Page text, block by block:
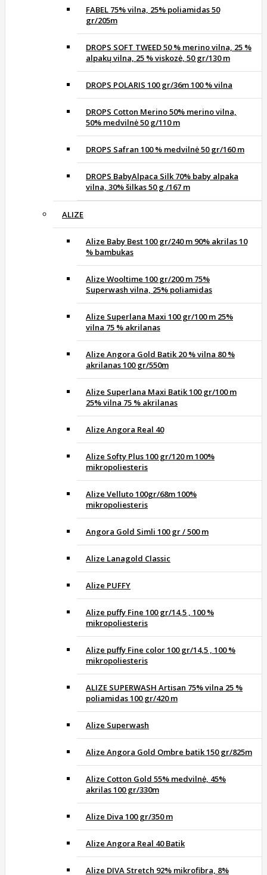
FABEL 75% vilna, 25% poliamidas 50
gr/205m
DROPS SOFT TWEED 50 % merino vilna, 25 %
alpakų vilna, 25 % viskozė, 50 gr/130 m
DROPS POLARIS 100 gr/36m 100 % vilna
DROPS Cotton Merino 50% merino vilna,
50% medvilnė 50 g/110 m
DROPS Safran 100 % medvilnė 50 gr/160 m
DROPS BabyAlpaca Silk 70% baby alpaka
vilna, 30% šilkas 50 g /167 m
ALIZE
Alize Baby Best 100 gr/240 m 90% akrilas 10
% bambukas
Alize Wooltime 100 gr/200 m 75%
Superwash vilna, 25% poliamidas
Alize Superlana Maxi 100 gr/100 m 25%
vilna 75 % akrilanas
Alize Angora Gold Batik 20 % vilna 80 %
akrilanas 100 gr/550m
Alize Superlana Maxi Batik 100 gr/100 m
25% vilna 75 % akrilanas
Alize Angora Real 40
Alize Softy Plus 100 gr/120 m 100%
mikropoliesteris
Alize Velluto 100gr/68m 100%
mikropoliesteris
Angora Gold Simli 100 gr / 500 m
Alize Lanagold Classic
Alize PUFFY
Alize puffy Fine 100 gr/14,5 , 100 %
mikropoliesteris
Alize puffy Fine color 100 gr/14,5 , 100 %
mikropoliesteris
ALIZE SUPERWASH Artisan 75% vilna 25 %
poliamidas 100 gr/420 m
Alize Superwash
Alize Angora Gold Ombre batik 150 gr/825m
Alize Cotton Gold 55% medvilnė, 45%
akrilas 100 gr/330m
Alize Diva 100 gr/350 m
Alize Angora Real 40 Batik
Alize DIVA Stretch 92% mikrofibra, 8%